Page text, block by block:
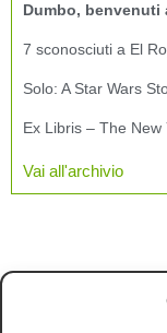
Dumbo, benvenuti
7 sconosciuti a El
Solo: A Star Wars
Ex Libris – The
Vai all'archivio